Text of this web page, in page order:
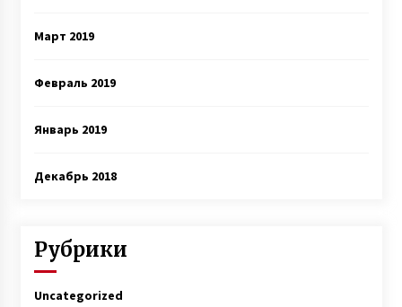
Март 2019
Февраль 2019
Январь 2019
Декабрь 2018
Рубрики
Uncategorized